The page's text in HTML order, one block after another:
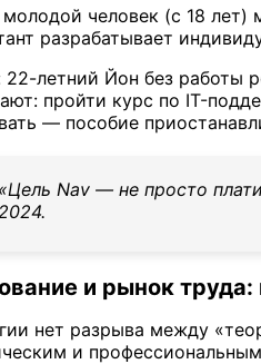
человек (с 18 лет)
разрабатывает
летний Йон без работы
пройти курс по IT-
— пособие
«Цель Nav — не просто
2024.
и рынок труда:
нет разрыва между
и